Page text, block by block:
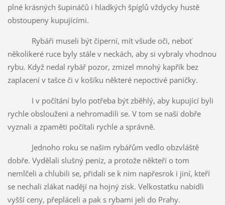
plné krásných šupináčů i hladkých špíglů vždycky hustě
obstoupeny kupujícími.
Rybáři museli být čiperní, mít všude oči, neboť
několikeré ruce byly stále v neckách, aby si vybraly vhodnou
rybu. Když nedal rybář pozor, zmizel mnohý kapřík bez
zaplacení v tašce či v košíku některé nepoctivé paničky.
I v počítání bylo potřeba být zběhlý, aby kupující byli
rychle obslouženi a nehromadili se. V tom se naši dobře
vyznali a zpaměti počítali rychle a správně.
Jednoho roku se našim rybářům vedlo obzvláště
dobře. Vydělali slušný peníz, a protože někteří o tom
nemlčeli a chlubili se, přidali se k nim napřesrok i jiní, kteří
se nechali zlákat nadějí na hojný zisk. Velkostatku nabídli
vyšší ceny, přepláceli a pak s rybami jeli do Prahy.